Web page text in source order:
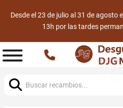
Desde el 23 de julio al 31 de agosto
13h por las tardes